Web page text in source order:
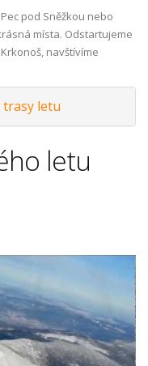
pod Sněžkou nebo
místa. Odstartujeme
navštívíme
letu
letu